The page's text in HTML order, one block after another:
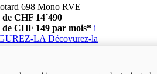
698 Mono RVE
CHF 14´490
CHF 149 par mois* i
LA Décovurez-la
Mono Nera
698 Mono Nera